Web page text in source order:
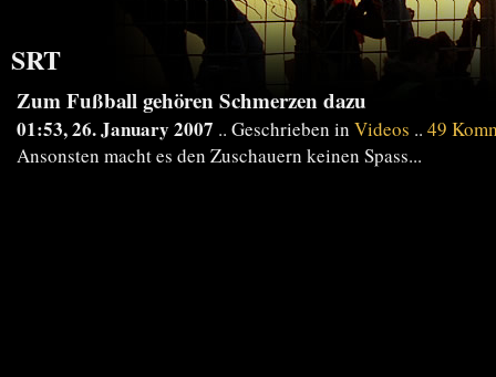
SRT
Zum Fußball gehören Schmerzen dazu
01:53, 26. January 2007 .. Geschrieben in Videos .. 49
Ansonsten macht es den Zuschauern keinen Spass...